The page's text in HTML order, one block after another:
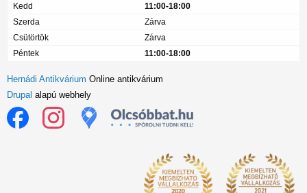
Kedd
11:00-18:00
Szerda
Zárva
Csütörtök
Zárva
Péntek
11:00-18:00
Hernádi Antikvárium Online antikvárium
Drupal alapú webhely